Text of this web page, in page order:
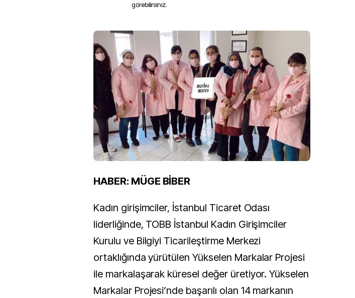
görebilirsiniz.
HABER: MÜGE BİBER
Kadın girişimciler, İstanbul Ticaret Odası
liderliğinde, TOBB İstanbul Kadın Girişimciler
Kurulu ve Bilgiyi Ticarileştirme Merkezi
ortaklığında yürütülen Yükselen Markalar Projesi
ile markalaşarak küresel değer üretiyor. Yükselen
Markalar Projesi’nde başarılı olan 14 markanın